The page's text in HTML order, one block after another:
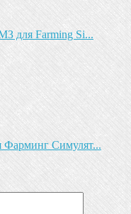
для Farming Si...
Фарминг Симулят...